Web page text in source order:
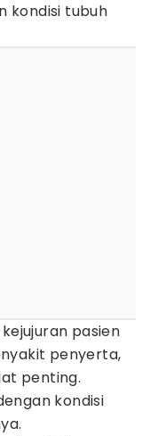
kondisi tubuh
pasien
penyerta,
penting.
kondisi